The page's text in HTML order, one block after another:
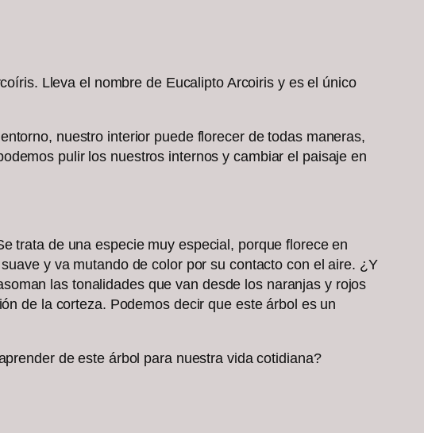
Lleva el nombre de Eucalipto Arcoiris y es el único
nuestro interior puede florecer de todas maneras,
pulir los nuestros internos y cambiar el paisaje en
trata de una especie muy especial, porque florece en
y va mutando de color por su contacto con el aire. ¿Y
las tonalidades que van desde los naranjas y rojos
de la corteza. Podemos decir que este árbol es un
de este árbol para nuestra vida cotidiana?